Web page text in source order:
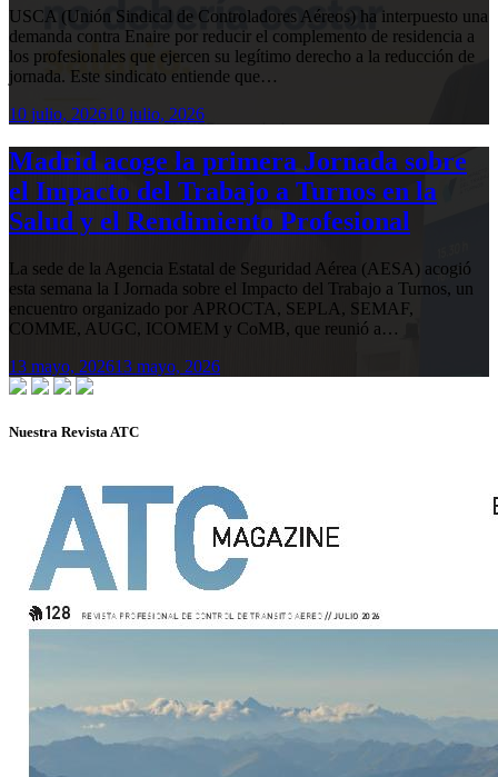
USCA (Unión Sindical de Controladores Aéreos) ha interpuesto una
demanda contra Enaire por reducir el complemento de residencia a
los profesionales que ejercen su legítimo derecho a la reducción de
jornada. Este sindicato entiende que…
10 julio, 202610 julio, 2026
Madrid acoge la primera Jornada sobre
el Impacto del Trabajo a Turnos en la
Salud y el Rendimiento Profesional
La sede de la Agencia Estatal de Seguridad Aérea (AESA) acogió
esta semana la I Jornada sobre el Impacto del Trabajo a Turnos, un
encuentro organizado por APROCTA, SEPLA, SEMAF,
COMME, AUGC, ICOMEM y CoMB, que reunió a…
13 mayo, 202613 mayo, 2026
Nuestra Revista ATC